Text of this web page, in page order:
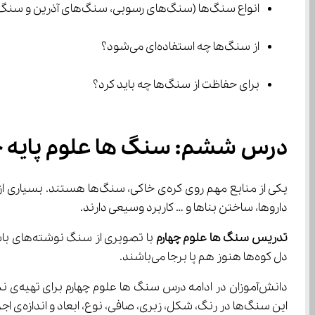
انواع سنگ‌ها (سنگ‌های رسوبی، سنگ‌های آذرین و سنگ‌های دگرگونی).
از سنگ‌ها چه استفاده‌ای می‌شود؟
برای حفاظت از سنگ‌ها چه باید کرد؟
درس ششم: سنگ ها علوم پایه
داروها، ساختن بناها و … کاربرد وسیعی دارند.
تدریس سنگ ها علوم چهارم
دل کوه‌ها هنوز هم پا برجا می‌باشند.
این سنگ‌ها در رنگ، شکل، زبری، صافی، نوع، ابعاد و اندازه‌ی اجزای تشکیل دهنده‌ی آن‌ها با یکدیگر متفاوت هستند.